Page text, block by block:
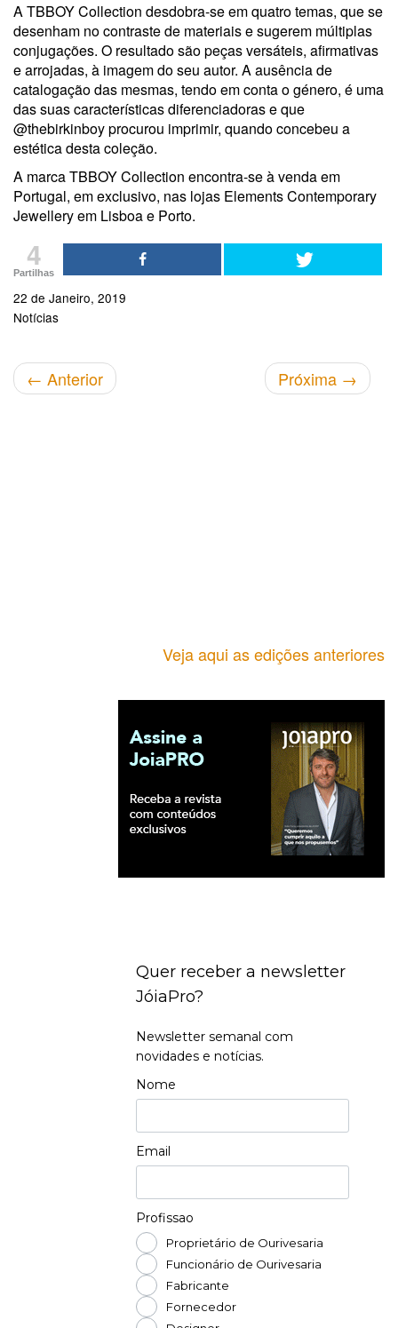
A TBBOY Collection desdobra-se em quatro temas, que se
desenham no contraste de materiais e sugerem múltiplas
conjugações. O resultado são peças versáteis, afirmativas
e arrojadas, à imagem do seu autor. A ausência de
catalogação das mesmas, tendo em conta o género, é uma
das suas características diferenciadoras e que
@thebirkinboy procurou imprimir, quando concebeu a
estética desta coleção.
A marca TBBOY Collection encontra-se à venda em
Portugal, em exclusivo, nas lojas Elements Contemporary
Jewellery em Lisboa e Porto.
4
Partilhas
22 de Janeiro, 2019
Notícias
← Anterior Próxima →
Veja aqui as edições anteriores